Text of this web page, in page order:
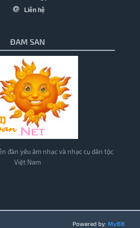
Liên hệ
ĐAM SAN
đàn yêu âm nhạc và nhạc cụ dân tộc
Việt Nam
Powered by: MyBB